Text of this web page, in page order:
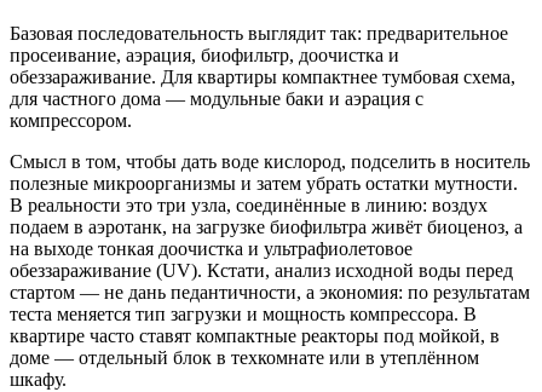
Базовая последовательность выглядит так: предварительное
просеивание, аэрация, биофильтр, доочистка и
обеззараживание. Для квартиры компактнее тумбовая схема,
для частного дома — модульные баки и аэрация с
компрессором.
Смысл в том, чтобы дать воде кислород, подселить в носитель
полезные микроорганизмы и затем убрать остатки мутности.
В реальности это три узла, соединённые в линию: воздух
подаем в аэротанк, на загрузке биофильтра живёт биоценоз, а
на выходе тонкая доочистка и ультрафиолетовое
обеззараживание (UV). Кстати, анализ исходной воды перед
стартом — не дань педантичности, а экономия: по результатам
теста меняется тип загрузки и мощность компрессора. В
квартире часто ставят компактные реакторы под мойкой, в
доме — отдельный блок в техкомнате или в утеплённом
шкафу.